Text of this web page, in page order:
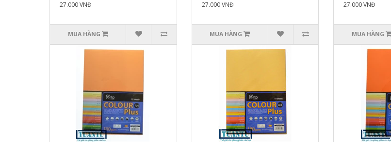
27.000 VNĐ
MUA HÀNG
27.000 VNĐ
MUA HÀNG
27.000 VNĐ
MUA HÀNG